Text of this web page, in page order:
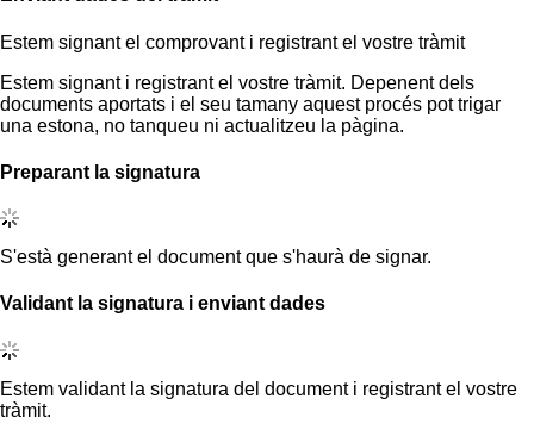
Estem signant el comprovant i registrant el vostre tràmit
Estem signant i registrant el vostre tràmit. Depenent dels
documents aportats i el seu tamany aquest procés pot trigar
una estona, no tanqueu ni actualitzeu la pàgina.
Preparant la signatura
S'està generant el document que s'haurà de signar.
Validant la signatura i enviant dades
Estem validant la signatura del document i registrant el vostre
tràmit.